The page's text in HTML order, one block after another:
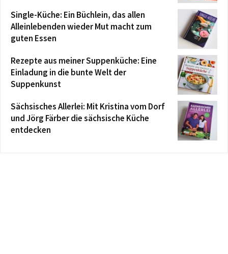
Single-Küche: Ein Büchlein, das allen
Alleinlebenden wieder Mut macht zum
guten Essen
Rezepte aus meiner Suppenküche: Eine
Einladung in die bunte Welt der
Suppenkunst
Sächsisches Allerlei: Mit Kristina vom Dorf
und Jörg Färber die sächsische Küche
entdecken